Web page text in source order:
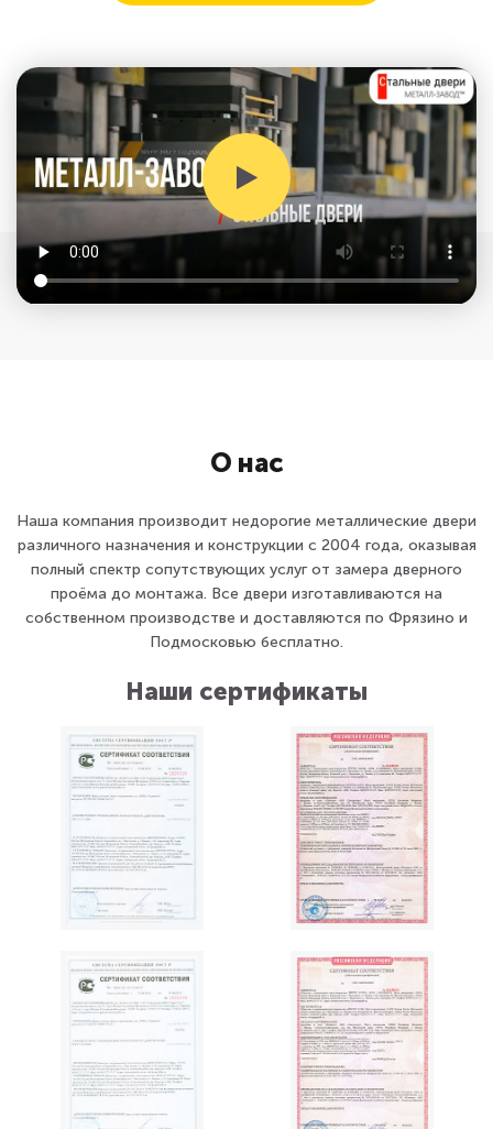
различного назначения и конструкции с 2004 года, оказывая
полный спектр сопутствующих услуг от замера дверного
проёма до монтажа. Все двери изготавливаются на
собственном производстве и доставляются по Фрязино и
Подмосковью бесплатно.